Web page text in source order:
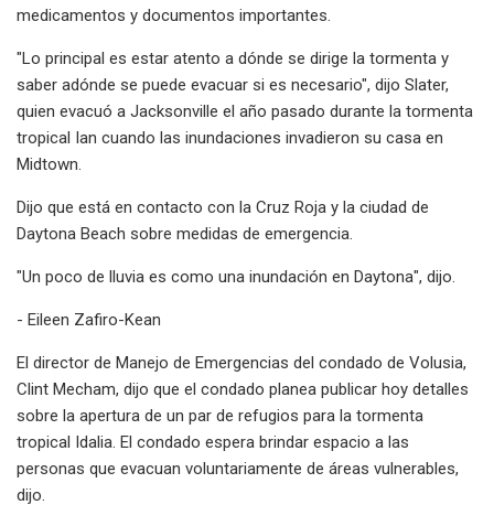
medicamentos y documentos importantes.
"Lo principal es estar atento a dónde se dirige la tormenta y
saber adónde se puede evacuar si es necesario", dijo Slater,
quien evacuó a Jacksonville el año pasado durante la tormenta
tropical Ian cuando las inundaciones invadieron su casa en
Midtown.
Dijo que está en contacto con la Cruz Roja y la ciudad de
Daytona Beach sobre medidas de emergencia.
"Un poco de lluvia es como una inundación en Daytona", dijo.
- Eileen Zafiro-Kean
El director de Manejo de Emergencias del condado de Volusia,
Clint Mecham, dijo que el condado planea publicar hoy detalles
sobre la apertura de un par de refugios para la tormenta
tropical Idalia. El condado espera brindar espacio a las
personas que evacuan voluntariamente de áreas vulnerables,
dijo.